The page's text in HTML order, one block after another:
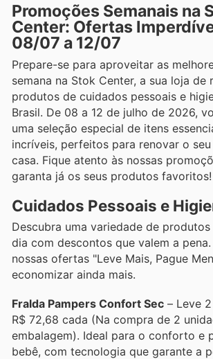
Promoções Semanais na
Center: Ofertas
08/07 a 12/07
Prepare-se para aproveitar as
semana na Stok Center, a sua loja de
produtos de cuidados pessoais e
Brasil. De 08 a 12 de julho de 2026,
uma seleção especial de itens
incríveis, perfeitos para renovar o
casa. Fique atento às nossas
garanta já os seus produtos favoritos!
Cuidados Pessoais e
Descubra uma variedade de
dia com descontos que valem a
nossas ofertas "Leve Mais, Pague
economizar ainda mais.
Fralda Pampers Confort Sec – Leve
R$ 72,68 cada (Na compra de 2
embalagem). Ideal para o conforto e
bebê, com tecnologia que garante a